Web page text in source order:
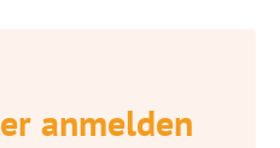
anmelden